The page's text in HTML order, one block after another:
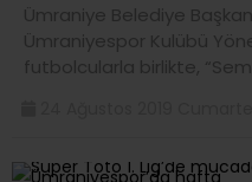
Ümraniye Belediye
Ümraniyespor Kulübü
futbolcularla birlikte,